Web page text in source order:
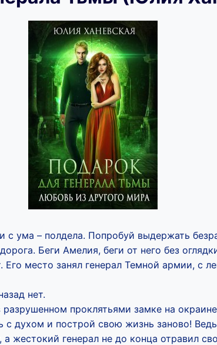
с ума – полдела. Попробуй выдержать
Беги Амелия, беги от него без
Его место занял генерал Темной армии, с
нет.
проклятьями замке на
с духом и построй свою жизнь заново!
жестокий генерал не до конца отравил